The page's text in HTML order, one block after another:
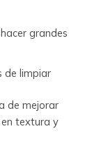
grandes
de limpiar
de mejorar
textura y